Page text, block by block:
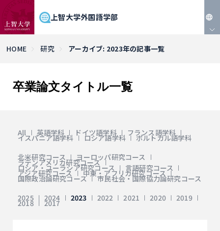
上智大学外国語学部
HOME 研究 アーカイブ: 2023年の記事一覧
卒業論文タイトル一覧
All 英語学科 ドイツ語学科 フランス語学科
イスパニア語学科 ロシア語学科
ポルトガル語学科
北米研究コース
ヨーロッパ研究コース
ラテンアメリカ研究コース
ロシア・ユーラシア研究コース 言語研究コース
アジア研究コース 中東・アフリカ研究コース
国際政治論研究コース
市民社会・国際協力論研究コース
2025
2024 2023 2022 2021 2020 2019
2018 2017